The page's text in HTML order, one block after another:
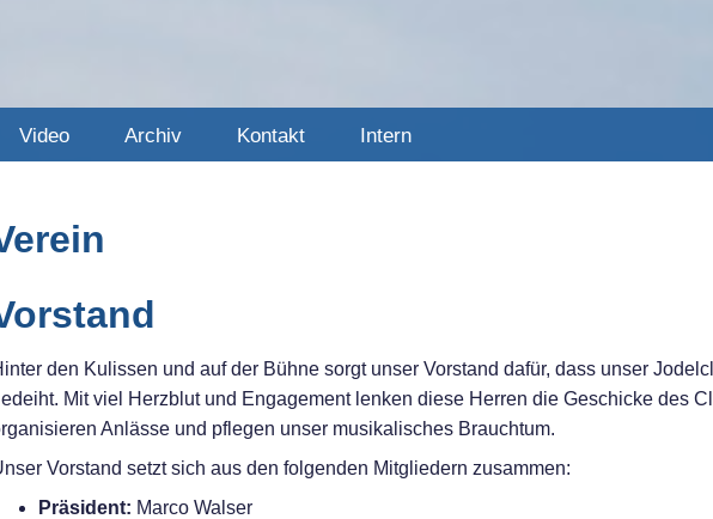
Video Archiv Kontakt Intern
den Kulissen und auf der Bühne sorgt unser Vorstand dafür, dass unser
Mit viel Herzblut und Engagement lenken diese Herren die Geschicke des
Anlässe und pflegen unser musikalisches Brauchtum.
Vorstand setzt sich aus den folgenden Mitgliedern zusammen:
Präsident: Marco Walser